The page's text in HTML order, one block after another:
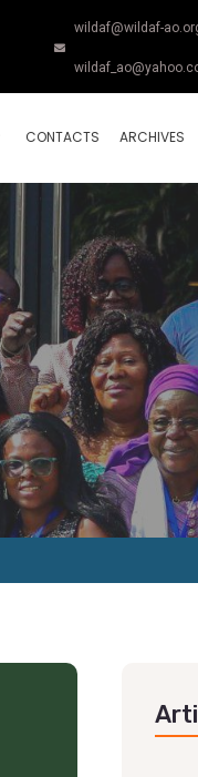
wildaf@wildaf-
CONTACTS ARCHIVES